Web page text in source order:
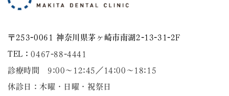
〒253-0061 神奈川県茅ヶ崎市南湖2-13-31-2F
TEL：0467-88-4441
診療時間 9:00～12:45／14:00〜18:15
休診日：木曜・日曜・祝祭日